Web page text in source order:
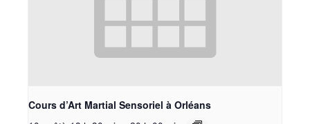
Cours d’Art Martial Sensoriel à Orléans